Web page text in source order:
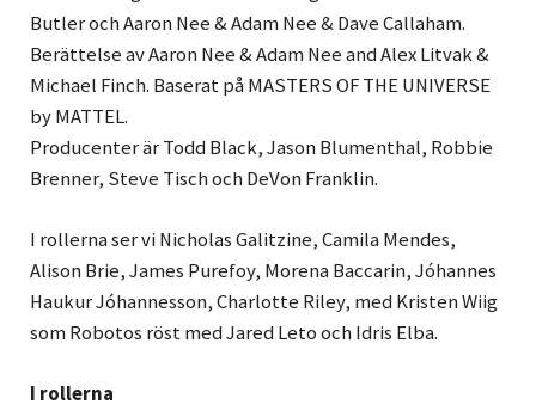
Butler och Aaron Nee & Adam Nee & Dave Callaham.
Berättelse av Aaron Nee & Adam Nee and Alex Litvak &
Michael Finch. Baserat på MASTERS OF THE UNIVERSE
by MATTEL.
Producenter är Todd Black, Jason Blumenthal, Robbie
Brenner, Steve Tisch och DeVon Franklin.
I rollerna ser vi Nicholas Galitzine, Camila Mendes,
Alison Brie, James Purefoy, Morena Baccarin, Jóhannes
Haukur Jóhannesson, Charlotte Riley, med Kristen Wiig
som Robotos röst med Jared Leto och Idris Elba.
I rollerna